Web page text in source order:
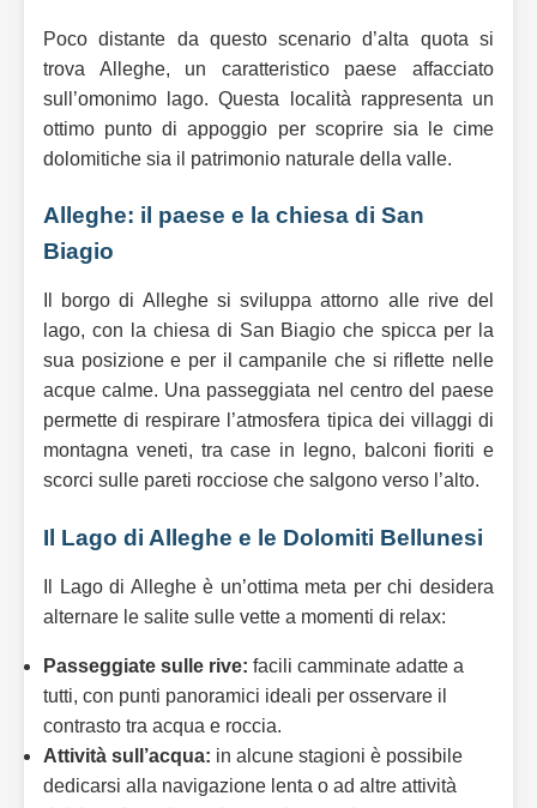
Poco distante da questo scenario d’alta quota si
trova Alleghe, un caratteristico paese affacciato
sull’omonimo lago. Questa località rappresenta un
ottimo punto di appoggio per scoprire sia le cime
dolomitiche sia il patrimonio naturale della valle.
Alleghe: il paese e la chiesa di San
Biagio
Il borgo di Alleghe si sviluppa attorno alle rive del
lago, con la chiesa di San Biagio che spicca per la
sua posizione e per il campanile che si riflette nelle
acque calme. Una passeggiata nel centro del paese
permette di respirare l’atmosfera tipica dei villaggi di
montagna veneti, tra case in legno, balconi fioriti e
scorci sulle pareti rocciose che salgono verso l’alto.
Il Lago di Alleghe e le Dolomiti Bellunesi
Il Lago di Alleghe è un’ottima meta per chi desidera
alternare le salite sulle vette a momenti di relax:
Passeggiate sulle rive: facili camminate adatte a
tutti, con punti panoramici ideali per osservare il
contrasto tra acqua e roccia.
Attività sull’acqua: in alcune stagioni è possibile
dedicarsi alla navigazione lenta o ad altre attività